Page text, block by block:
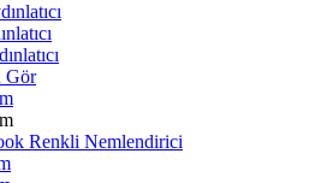
Gör
Renkli Nemlendirici